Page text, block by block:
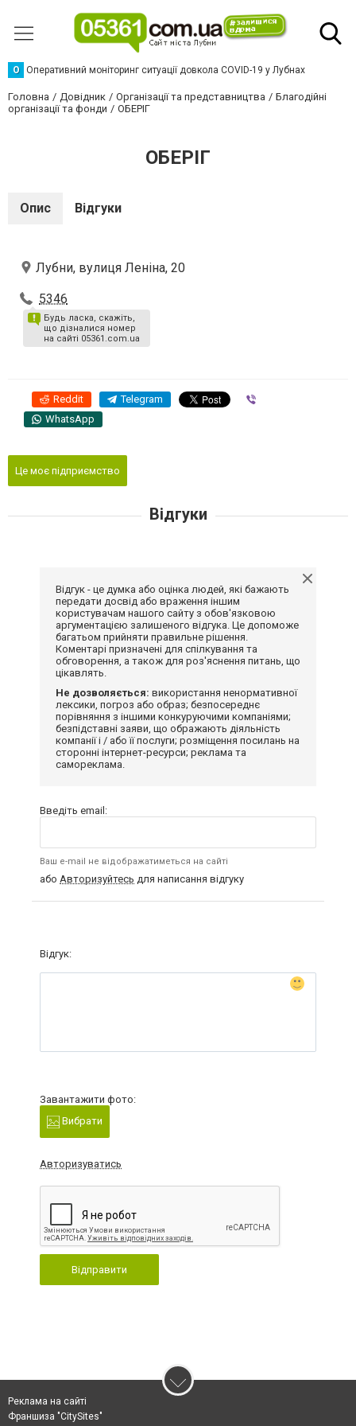
О Оперативний моніторинг ситуації довкола COVID-19 у Лубнах
Головна Довідник Організації та представництва
Благодійні
організації та фонди
ОБЕРІГ
ОБЕРІГ
Опис Відгуки
Лубни, вулиця Леніна, 20
5346
Будь ласка, скажіть,
що дізналися номер
на сайті 05361.com.ua
Reddit Telegram
WhatsApp
Це моє підприємство
Відгуки
Відгук - це думка або оцінка людей, які бажають
передати досвід або враження іншим
користувачам нашого сайту з обов'язковою
аргументацією залишеного відгука. Це допоможе
багатьом прийняти правильне рішення.
Коментарі призначені для спілкування та
обговорення, а також для роз'яснення питань, що
цікавлять.
Не дозволяється: використання ненормативної
лексики, погроз або образ; безпосереднє
порівняння з іншими конкуруючими компаніями;
безпідставні заяви, що ображають діяльність
компанії і / або її послуги; розміщення посилань на
сторонні інтернет-ресурси; реклама та
самореклама.
Введіть email:
Ваш e-mail не відображатиметься на сайті
або Авторизуйтесь для написання відгуку
Відгук:
Завантажити фото:
Вибрати
Авторизуватись
Відправити
Реклама на сайті
Франшиза "CitySites"